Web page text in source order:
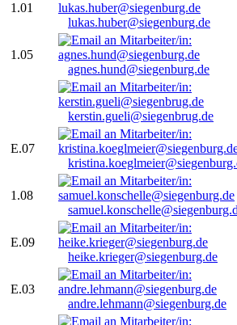
1.01
lukas.huber@siegenburg.de
1.05
agnes.hund@siegenburg.de
kerstin.gueli@siegenbrug.de
E.07
1.08
E.09
heike.krieger@siegenburg.de
E.03
andre.lehmann@siegenburg.de